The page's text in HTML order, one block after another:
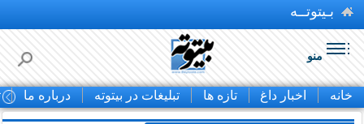
بـیتوتــه
منو
خانه اخبار داغ تازه ها تبلیغات در بیتوته درباره ما